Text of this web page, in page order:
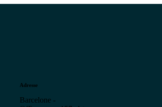
Adresse
Barcelone -